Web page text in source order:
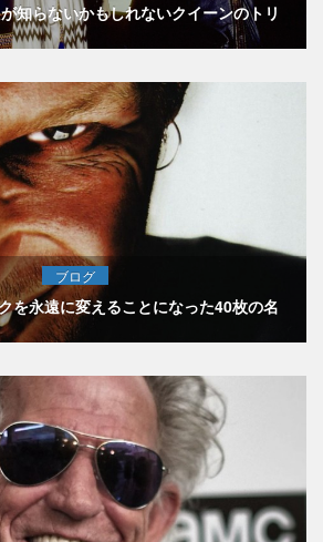
知らないかもしれないクイーンのトリ
ブログ
を永遠に変えることになった40枚の名